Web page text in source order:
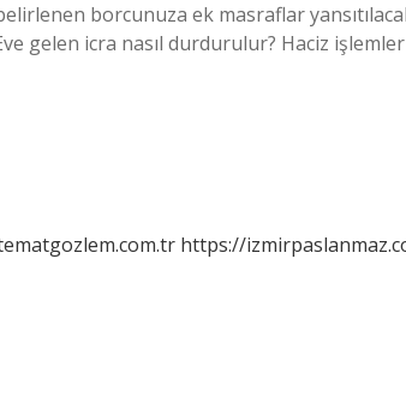
borcunuza ek masraflar
gelen icra nasıl durdurulur? Haciz
https://